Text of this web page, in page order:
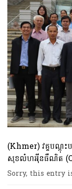
(Khmer) វគ្គបណ្តុះ
សុខលំហអុីនធឺណិត
Sorry, this entry